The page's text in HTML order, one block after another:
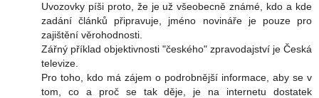
Uvozovky píši proto, že je už všeobecně známé, kdo a kde
zadání článků připravuje, jméno novináře je pouze pro
zajištění věrohodnosti.
Zářný příklad objektivnosti "českého" zpravodajství je Česká
televize.
Pro toho, kdo má zájem o podrobnější informace, aby se v
tom, co a proč se tak děje, je na internetu dostatek